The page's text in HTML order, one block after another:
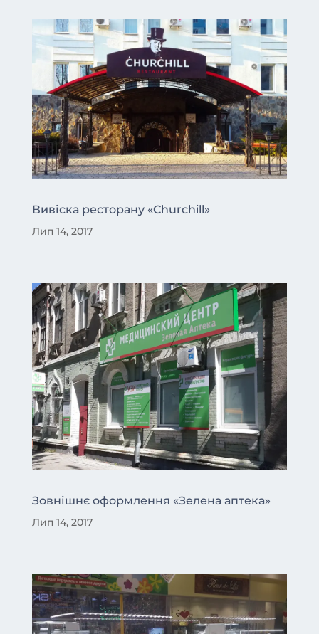
Вивіска ресторану «Churchill»
Лип 14, 2017
Зовнішнє оформлення «Зелена аптека»
Лип 14, 2017